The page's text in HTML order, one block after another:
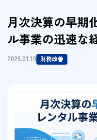
月次決算の早期
ル事業の迅速な
2026.01.19 財務改善